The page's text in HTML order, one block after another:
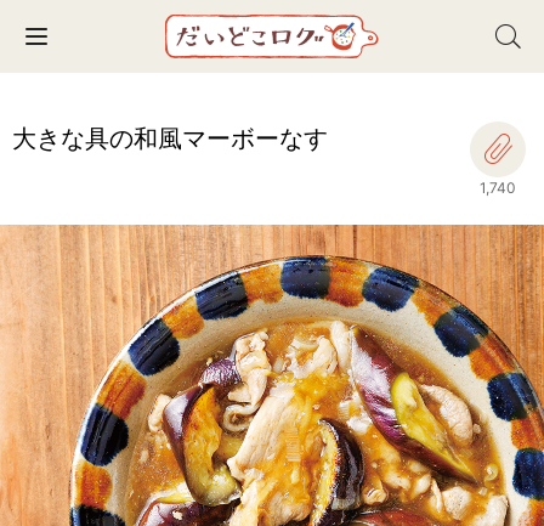
Toggle navigation
大きな具の和風マーボーなす
1,740